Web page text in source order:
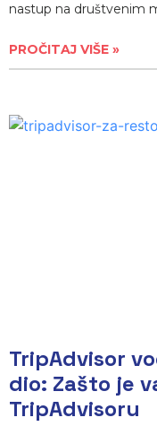
nastup na društvenim
PROČITAJ VIŠE »
TripAdvisor
dio: Zašto je
TripAdvisoru